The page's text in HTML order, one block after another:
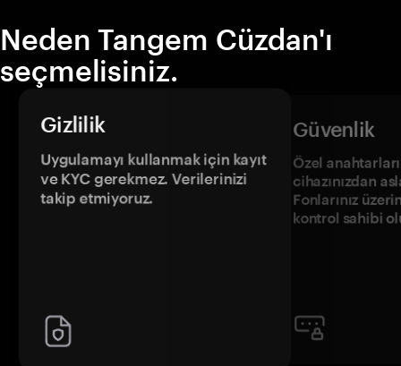
Neden Tangem Cüzdan'ı
seçmelisiniz.
Gizlilik
Uygulamayı kullanmak için kayıt
ve KYC gerekmez. Verilerinizi
takip etmiyoruz.
Güvenlik
Özel
cihazınızdan
Fonlarınız
kontrol sahibi